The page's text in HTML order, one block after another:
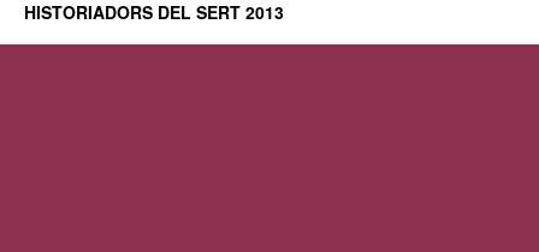
HISTORIADORS DEL SERT 2013